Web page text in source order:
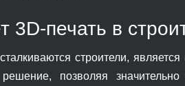
печать в
строители,
решение, позволяя